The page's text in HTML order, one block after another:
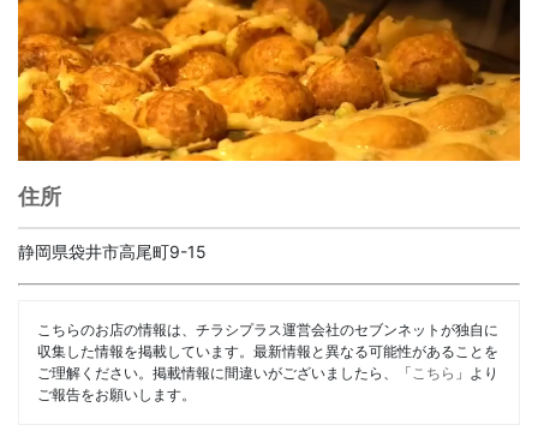
住所
静岡県袋井市高尾町9-15
こちらのお店の情報は、チラシプラス運営会社のセブンネットが独自に
収集した情報を掲載しています。最新情報と異なる可能性があることを
ご理解ください。掲載情報に間違いがございましたら、「 こちら 」より
ご報告をお願いします。